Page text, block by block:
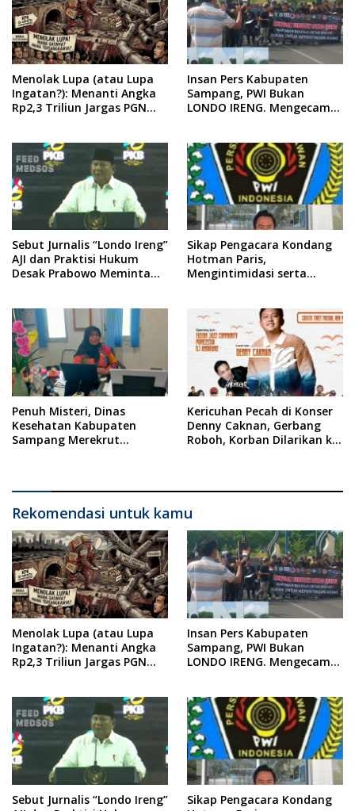
Menolak Lupa (atau Lupa
Ingatan?): Menanti Angka
Rp2,3 Triliun Jargas PGN
Insan Pers Kabupaten
Sampang, PWI Bukan
LONDO IRENG. Mengecam
Republik Indonesia
Sebut Jurnalis “Londo Ireng”
AJI dan Praktisi Hukum
Desak Prabowo Meminta
Sikap Pengacara Kondang
Hotman Paris,
Mengintimidasi serta
Sampang Angkat Bicara
Penuh Misteri, Dinas
Kesehatan Kabupaten
Sampang Merekrut
Kericuhan Pecah di Konser
Denny Caknan, Gerbang
Roboh, Korban Dilarikan ke
Rekomendasi untuk kamu
Menolak Lupa (atau Lupa
Ingatan?): Menanti Angka
Rp2,3 Triliun Jargas PGN
Insan Pers Kabupaten
Sampang, PWI Bukan
LONDO IRENG. Mengecam
Republik Indonesia
Sebut Jurnalis “Londo Ireng”
Sikap Pengacara Kondang